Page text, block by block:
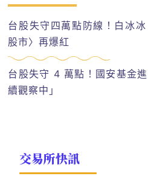
台股失守四萬點防線！白冰
股市〉再爆紅
台股失守 4 萬點！國安基金
續觀察中」
交易所快訊